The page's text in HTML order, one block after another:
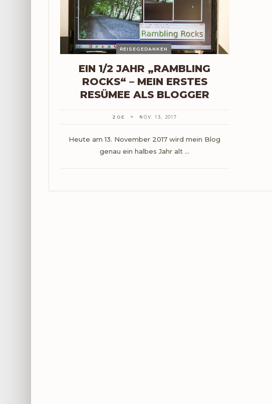
REISEGEDANKEN
EIN 1/2 JAHR „RAMBLING
ROCKS“ – MEIN ERSTES
RESÜMEE ALS BLOGGER
ZOE NOV. 13, 2017
Heute am 13. November 2017 wird mein Blog
genau ein halbes Jahr alt ...